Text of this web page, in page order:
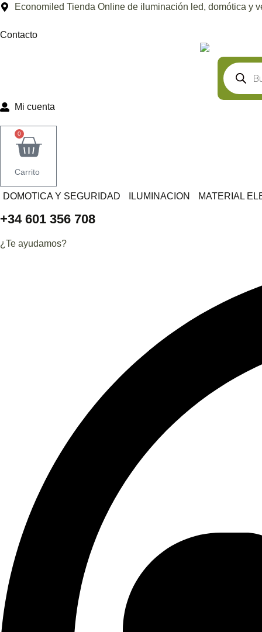
Ir
contenido
Economiled Tienda Online de iluminación led, domótica y
Contacto
Búsqueda
de
Mi cuenta
0
Carrito
DOMOTICA Y SEGURIDAD ILUMINACION MATERIAL
+34 601 356 708
¿Te ayudamos?